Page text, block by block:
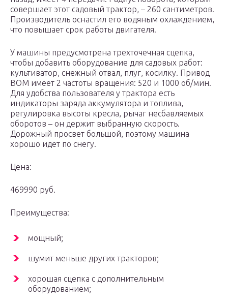
совершает этот садовый трактор, – 260 сантиметров.
Производитель оснастил его водяным охлаждением,
что повышает срок работы двигателя.
У машины предусмотрена трехточечная сцепка,
чтобы добавить оборудование для садовых работ:
культиватор, снежный отвал, плуг, косилку. Привод
BOM имеет 2 частоты вращения: 520 и 1000 об/мин.
Для удобства пользователя у трактора есть
индикаторы заряда аккумулятора и топлива,
регулировка высоты кресла, рычаг несбавляемых
оборотов – он держит выбранную скорость.
Дорожный просвет большой, поэтому машина
хорошо идет по снегу.
Цена:
469990 руб.
Преимущества:
мощный;
шумит меньше других тракторов;
хорошая сцепка с дополнительным
оборудованием;